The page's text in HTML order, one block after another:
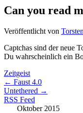
Can you read
Veröffentlicht von Torsten
Captchas sind der neue
Du wahrscheinlich ein
Zeitgeist
← Faust 4.0
Untethered →
RSS Feed
Oktober 2015